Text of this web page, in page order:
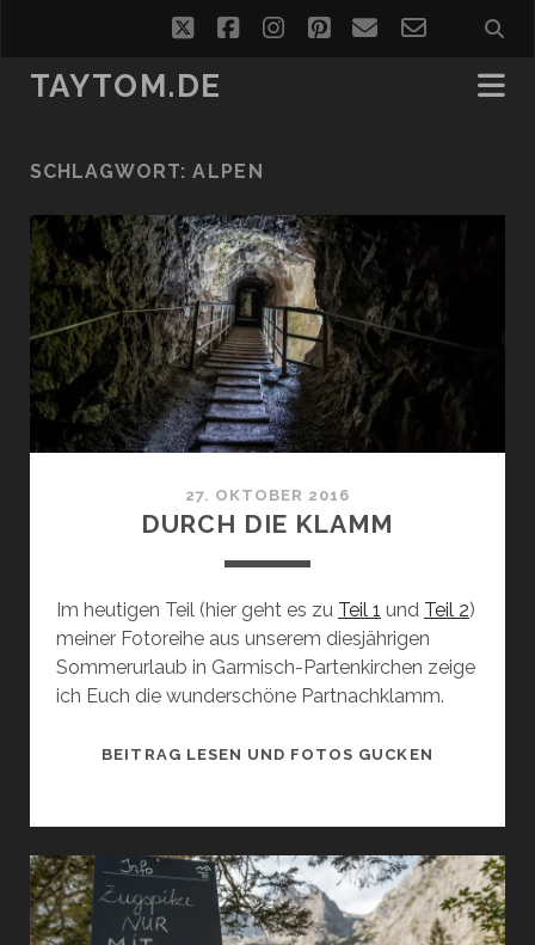
twitterfacebookinstagram
pinterest
emailemail-
form
TAYTOM.DE
SCHLAGWORT:ALPEN
27. OKTOBER 2016
DURCH DIE KLAMM
Im heutigen Teil (hier geht es zu Teil 1 und Teil 2)
meiner Fotoreihe aus unserem diesjährigen
Sommerurlaub in Garmisch-Partenkirchen zeige
ich Euch die wunderschöne Partnachklamm.
BEITRAG LESEN UND FOTOS GUCKEN